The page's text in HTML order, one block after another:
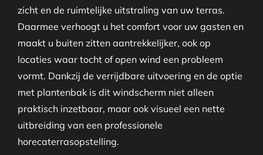
zicht en de ruimtelijke uitstraling van uw terras.
Daarmee verhoogt u het comfort voor uw gasten en
maakt u buiten zitten aantrekkelijker, ook op
locaties waar tocht of open wind een probleem
vormt. Dankzij de verrijdbare uitvoering en de optie
met plantenbak is dit windscherm niet alleen
praktisch inzetbaar, maar ook visueel een nette
uitbreiding van een professionele
horecaterrasopstelling.